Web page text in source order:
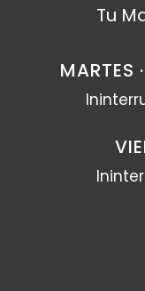
Tu
MARTES